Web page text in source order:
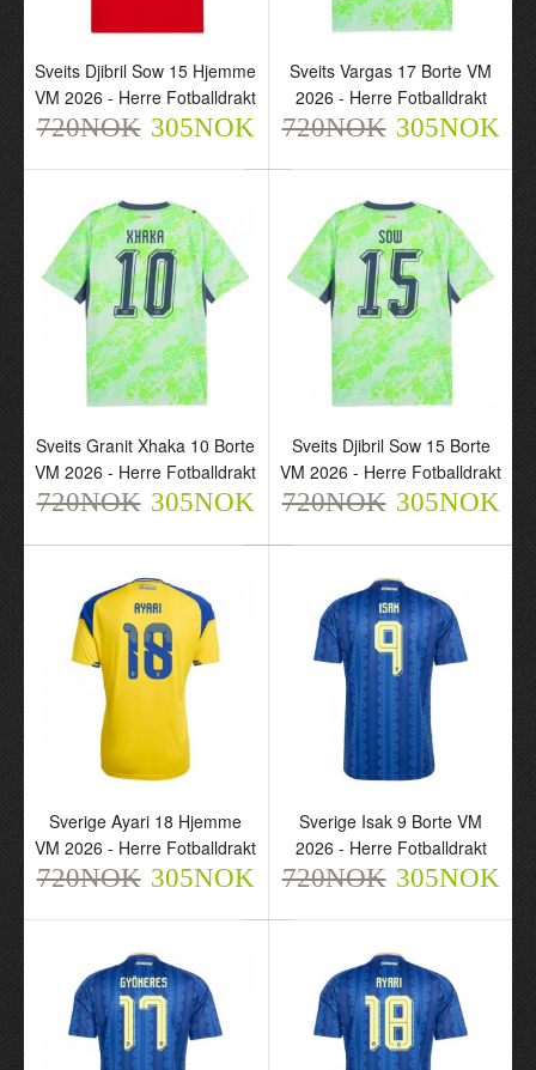
Sveits Djibril Sow 15
Hjemme VM 2026 - Herre
Fotballdrakt
720NOK 305NOK
Sveits Vargas 17 Borte
VM 2026 - Herre
Fotballdrakt
720NOK 305NOK
Sveits Granit Xhaka 10
Borte VM 2026 - Herre
Fotballdrakt
720NOK
Sveits Djibril Sow 15
Borte VM 2026 - Herre
Fotballdrakt
720NOK 305NOK
Sverige Ayari 18 Hjemme
Sverige Isak 9 Borte VM
Sveits Djibril Sow 15 Hjemme
VM 2026 - Herre Fotballdrakt
720NOK 305NOK
Sveits Vargas 17 Borte VM
2026 - Herre Fotballdrakt
720NOK 305NOK
Sveits Granit Xhaka 10 Borte
VM 2026 - Herre Fotballdrakt
720NOK 305NOK
Sveits Djibril Sow 15 Borte
VM 2026 - Herre Fotballdrakt
720NOK 305NOK
Sverige Ayari 18 Hjemme
VM 2026 - Herre Fotballdrakt
720NOK 305NOK
Sverige Isak 9 Borte VM
2026 - Herre Fotballdrakt
720NOK 305NOK